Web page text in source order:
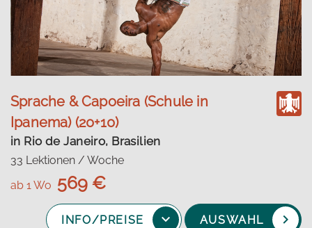
Sprache & Capoeira (Schule in
Ipanema) (20+10)
in Rio de Janeiro, Brasilien
33 Lektionen / Woche
ab 1 Wo 569 €
INFO/PREISE AUSWAHL